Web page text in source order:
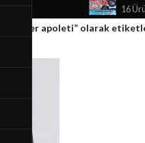
16
strajer apoleti” olarak